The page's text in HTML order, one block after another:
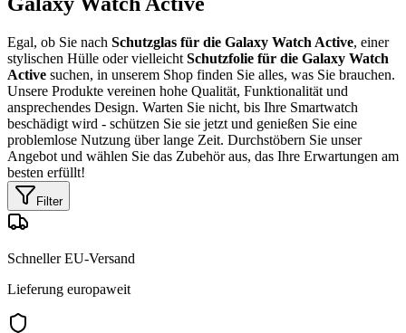
Egal, ob Sie nach Schutzglas für die Galaxy Watch Active, einer
stylischen Hülle oder vielleicht Schutzfolie für die Galaxy Watch
Active suchen, in unserem Shop finden Sie alles, was Sie brauchen.
Unsere Produkte vereinen hohe Qualität, Funktionalität und
ansprechendes Design. Warten Sie nicht, bis Ihre Smartwatch
beschädigt wird - schützen Sie sie jetzt und genießen Sie eine
problemlose Nutzung über lange Zeit. Durchstöbern Sie unser
Angebot und wählen Sie das Zubehör aus, das Ihre Erwartungen am
besten erfüllt!
Filter
Schneller EU-Versand
Lieferung europaweit